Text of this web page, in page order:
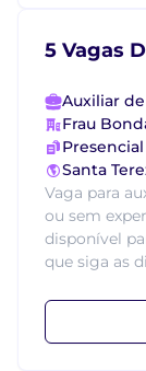
5 Vagas
Auxiliar
Frau
Presencial
Santa
Vaga para
ou sem
disponível
que siga as